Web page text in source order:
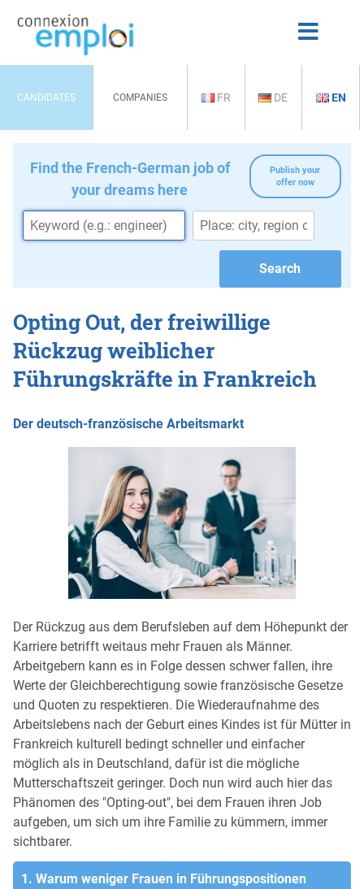
CANDIDATES COMPANIES FR DE EN
Publish your
offer now
Find the French-German job of
your dreams here
Opting Out, der freiwillige
Rückzug weiblicher
Führungskräfte in Frankreich
Der deutsch-französische Arbeitsmarkt
Der Rückzug aus dem Berufsleben auf dem Höhepunkt der
Karriere betrifft weitaus mehr Frauen als Männer.
Arbeitgebern kann es in Folge dessen schwer fallen, ihre
Werte der Gleichberechtigung sowie französische Gesetze
und Quoten zu respektieren. Die Wiederaufnahme des
Arbeitslebens nach der Geburt eines Kindes ist für Mütter in
Frankreich kulturell bedingt schneller und einfacher
möglich als in Deutschland, dafür ist die mögliche
Mutterschaftszeit geringer. Doch nun wird auch hier das
Phänomen des "Opting-out", bei dem Frauen ihren Job
aufgeben, um sich um ihre Familie zu kümmern, immer
sichtbarer.
1. Warum weniger Frauen in Führungspositionen